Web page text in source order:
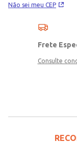
Não sei meu CEP
Frete
Consulte